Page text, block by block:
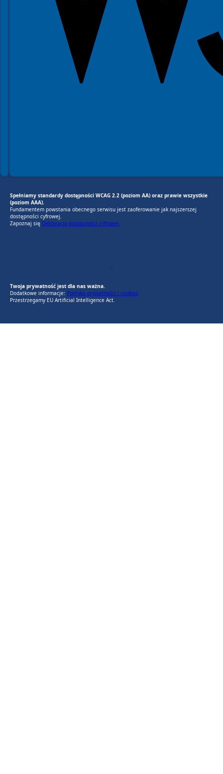
Spełniamy standardy dostępności WCAG 2.2 (poziom AA) oraz prawie wszystkie
(poziom AAA).
Fundamentem powstania obecnego serwisu jest zaoferowanie jak najszerszej
dostępności cyfrowej.
Zapoznaj się Deklaracją dostępności cyfrowej.
Twoja prywatność jest dla nas ważna.
Dodatkowe informacje: Polityka prywatności i cookies
Przestrzegamy EU Artificial Intelligence Act.